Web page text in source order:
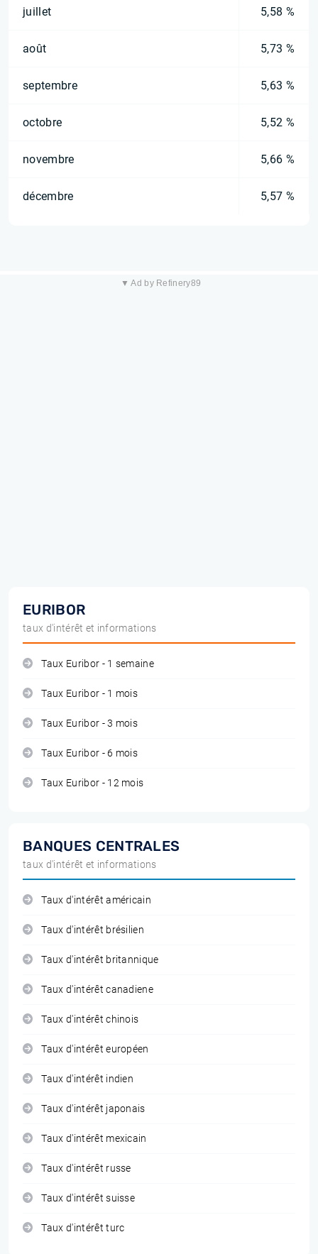
juillet 5,58 %
août 5,73 %
septembre 5,63 %
octobre 5,52 %
novembre 5,66 %
décembre 5,57 %
▼ Ad by Refinery89
EURIBOR
taux d'intérêt et informations
Taux Euribor - 1 semaine
Taux Euribor - 1 mois
Taux Euribor - 3 mois
Taux Euribor - 6 mois
Taux Euribor - 12 mois
BANQUES CENTRALES
taux d'intérêt et informations
Taux d'intérêt américain
Taux d'intérêt brésilien
Taux d'intérêt britannique
Taux d'intérêt canadiene
Taux d'intérêt chinois
Taux d'intérêt européen
Taux d'intérêt indien
Taux d'intérêt japonais
Taux d'intérêt mexicain
Taux d'intérêt russe
Taux d'intérêt suisse
Taux d'intérêt turc